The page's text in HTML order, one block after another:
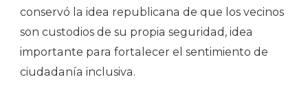
conservó la idea republicana de que los vecinos
son custodios de su propia seguridad, idea
importante para fortalecer el sentimiento de
ciudadanía inclusiva.